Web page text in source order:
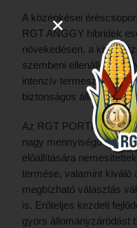
A középkései
RGT ANGGY hibridek
növekedésen, a kiváló
szembeni
intenzív termesztési
biztonságos állományt
Az RGT PORTHOS egy
nagy mennyiségű és jó
előállítására
termése, valamint kiváló
megbízható választás
is. Erőteljes kezdeti
gyors állományzáródást